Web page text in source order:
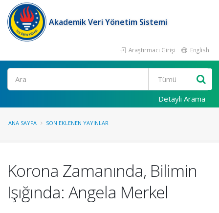
Akademik Veri Yönetim Sistemi
Araştırmacı Girişi English
Ara
Detaylı Arama
ANA SAYFA SON EKLENEN YAYINLAR
Korona Zamanında, Bilimin
Işığında: Angela Merkel